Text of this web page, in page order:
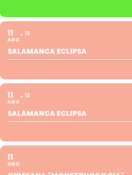
11
AGO
12
SALAMANCA ECLIPSA
11
AGO
12
SALAMANCA ECLIPSA
11
AGO